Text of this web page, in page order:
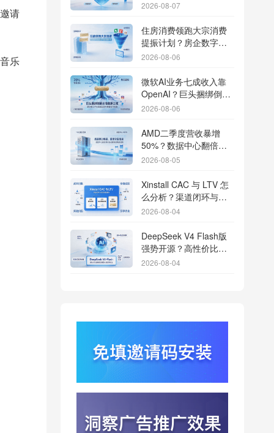
请
乐
防刷解析
2026-08-07
住房消费领跑大宗消费
提振计划？房企数字化
转型加速线下场景智能
2026-08-06
微软AI业务七成收入靠
OpenAI？巨头捆绑倒逼
出海App独立追踪全渠道
2026-08-06
AMD二季度营收暴增
50%？数据中心翻倍增
长驱动跨端分发新底座
2026-08-05
Xinstall CAC 与 LTV 怎
么分析？渠道闭环与投
放回报解析
2026-08-04
DeepSeek V4 Flash版
强势开源？高性价比基
座模型重塑长尾应用全
2026-08-04
行云科技算力订单超154
亿？底座产能扩张激活
AI应用多终端流转新周
2026-08-04
苹果带摄像头的 AirPods
爆硬件分发与全渠道归
因升级
2026-08-03